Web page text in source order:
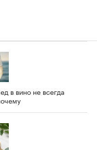
в вино не всегда